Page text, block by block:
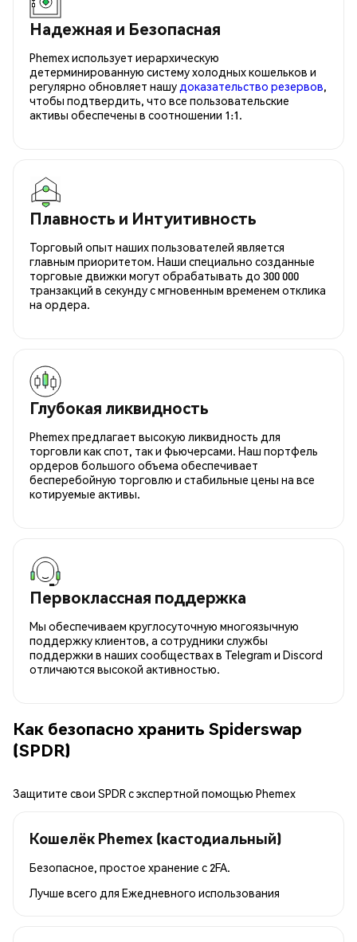
Надежная и Безопасная
Phemex использует иерархическую
детерминированную систему холодных кошельков и
регулярно обновляет нашу доказательство резервов,
чтобы подтвердить, что все пользовательские
активы обеспечены в соотношении 1:1.
Плавность и Интуитивность
Торговый опыт наших пользователей является
главным приоритетом. Наши специально созданные
торговые движки могут обрабатывать до 300 000
транзакций в секунду с мгновенным временем отклика
на ордера.
Глубокая ликвидность
Phemex предлагает высокую ликвидность для
торговли как спот, так и фьючерсами. Наш портфель
ордеров большого объема обеспечивает
бесперебойную торговлю и стабильные цены на все
котируемые активы.
Первоклассная поддержка
Мы обеспечиваем круглосуточную многоязычную
поддержку клиентов, а сотрудники службы
поддержки в наших сообществах в Telegram и Discord
отличаются высокой активностью.
Как безопасно хранить Spiderswap
(SPDR)
Защитите свои SPDR с экспертной помощью Phemex
Кошелёк Phemex (кастодиальный)
Безопасное, простое хранение с 2FA.
Лучше всего для Ежедневного использования